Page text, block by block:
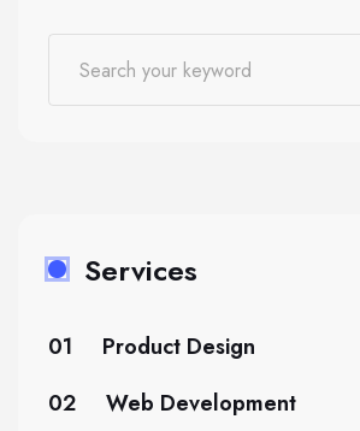
Services
01
Product Design
02
Web Development